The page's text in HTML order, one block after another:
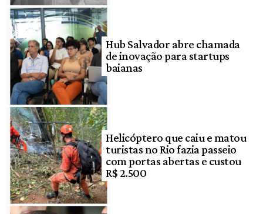
Hub Salvador abre chamada
de inovação para startups
baianas
Helicóptero que caiu e matou
turistas no Rio fazia passeio
com portas abertas e custou
R$ 2.500